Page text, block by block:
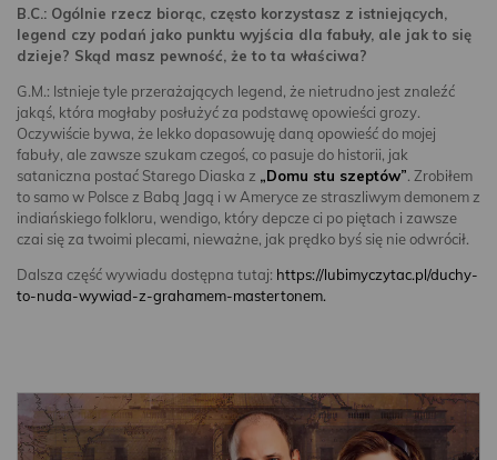
B.C.: Ogólnie rzecz biorąc, często korzystasz z istniejących,
legend czy podań jako punktu wyjścia dla fabuły, ale jak to się
dzieje? Skąd masz pewność, że to ta właściwa?
G.M.: Istnieje tyle przerażających legend, że nietrudno jest znaleźć
jakąś, która mogłaby posłużyć za podstawę opowieści grozy.
Oczywiście bywa, że lekko dopasowuję daną opowieść do mojej
fabuły, ale zawsze szukam czegoś, co pasuje do historii, jak
sataniczna postać Starego Diaska z „Domu stu szeptów”. Zrobiłem
to samo w Polsce z Babą Jagą i w Ameryce ze straszliwym demonem z
indiańskiego folkloru, wendigo, który depcze ci po piętach i zawsze
czai się za twoimi plecami, nieważne, jak prędko byś się nie odwrócił.
Dalsza część wywiadu dostępna tutaj: https://lubimyczytac.pl/duchy-
to-nuda-wywiad-z-grahamem-mastertonem.